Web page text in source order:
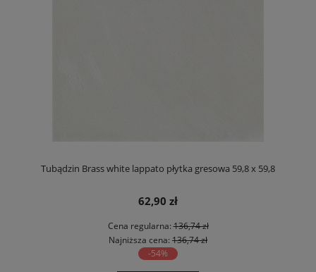
Tubądzin Brass white lappato płytka gresowa 59,8 x 59,8
62,90 zł
Cena regularna:136,74 zł
Najniższa cena: 136,74 zł
-54%